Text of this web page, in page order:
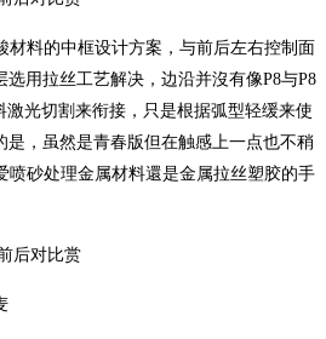
材料的中框设计方案，与前后左右控制面
用拉丝工艺解决，边沿并沒有像P8与P8
激光切割来衔接，只是根据弧型轻缓来使
是，虽然是青春版但在触感上一点也不稍
喷砂处理金属材料還是金属拉丝塑胶的手